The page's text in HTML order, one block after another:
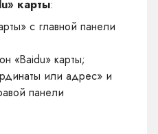
карты:
с главной панели
«Baidu» карты;
или адрес» и
панели